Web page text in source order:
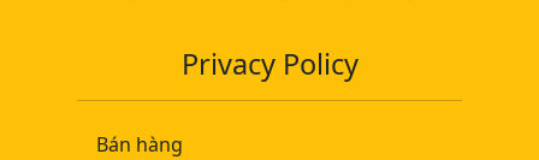
Privacy Policy
Bán hàng